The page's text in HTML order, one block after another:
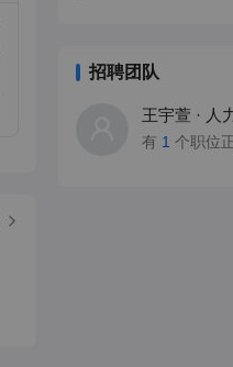
招聘团队
王宇萱 · 人
有 1 个职位